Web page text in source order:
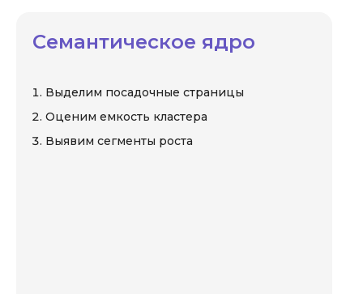
Семантическое ядро
Выделим посадочные страницы
Оценим емкость кластера
Выявим сегменты роста